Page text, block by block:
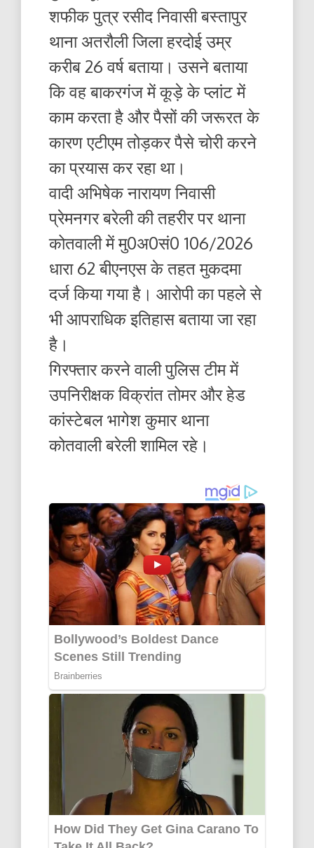
शफीक पुत्र रसीद निवासी बस्तापुर
थाना अतरौली जिला हरदोई उम्र
करीब 26 वर्ष बताया। उसने बताया
कि वह बाकरगंज में कूड़े के प्लांट में
काम करता है और पैसों की जरूरत के
कारण एटीएम तोड़कर पैसे चोरी करने
का प्रयास कर रहा था।
वादी अभिषेक नारायण निवासी
प्रेमनगर बरेली की तहरीर पर थाना
कोतवाली में मु0अ0सं0 106/2026
धारा 62 बीएनएस के तहत मुकदमा
दर्ज किया गया है। आरोपी का पहले से
भी आपराधिक इतिहास बताया जा रहा
है।
गिरफ्तार करने वाली पुलिस टीम में
उपनिरीक्षक विक्रांत तोमर और हेड
कांस्टेबल भागेश कुमार थाना
कोतवाली बरेली शामिल रहे।